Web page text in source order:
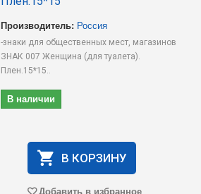
Производитель: Россия
-знаки для общественных мест, магазинов
ЗНАК 007 Женщина (для туалета).
Плен.15*15..
В наличии
В КОРЗИНУ
Добавить в избранное